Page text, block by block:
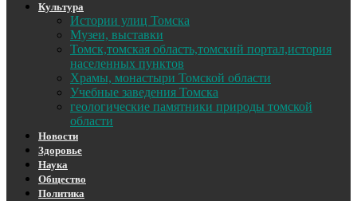
Культура
Истории улиц Томска
Музеи, выставки
Томск,томская область,томский портал,история
населенных пунктов
Храмы, монастыри Томской области
Учебные заведения Томска
геологические памятники природы томской
области
Новости
Здоровье
Наука
Общество
Политика